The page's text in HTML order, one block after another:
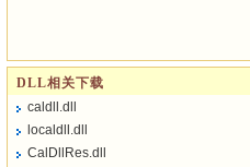
DLL相关下载
caldll.dll
localdll.dll
CalDllRes.dll